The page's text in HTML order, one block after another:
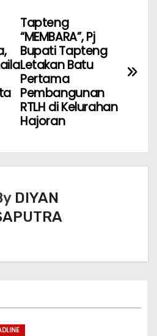
Tapteng
“MEMBARA”, Pj
Bupati Tapteng
Letakan Batu
Pertama
Pembangunan
RTLH di Kelurahan
Hajoran
DIYAN